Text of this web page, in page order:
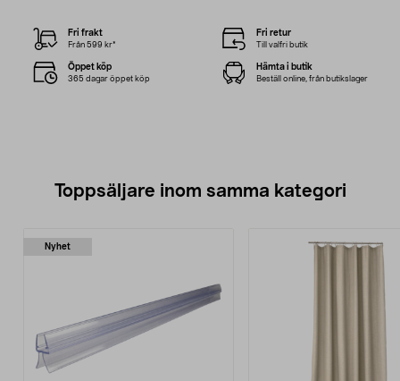
Fri frakt
Från 599 kr*
Fri retur
Till valfri butik
Öppet köp
365 dagar öppet köp
Hämta i butik
Beställ online, från butikslager
Toppsäljare inom samma kategori
Nyhet